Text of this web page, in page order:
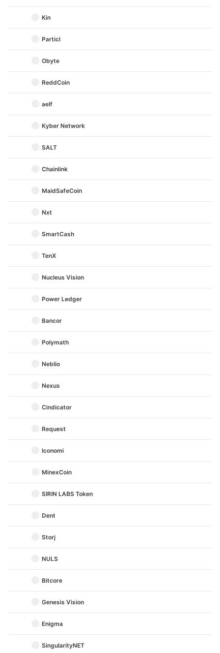
Kin
Particl
Obyte
ReddCoin
aelf
Kyber Network
SALT
Chainlink
MaidSafeCoin
Nxt
SmartCash
TenX
Nucleus Vision
Power Ledger
Bancor
Polymath
Neblio
Nexus
Cindicator
Request
Iconomi
MinexCoin
SIRIN LABS Token
Dent
Storj
NULS
Bitcore
Genesis Vision
Enigma
SingularityNET